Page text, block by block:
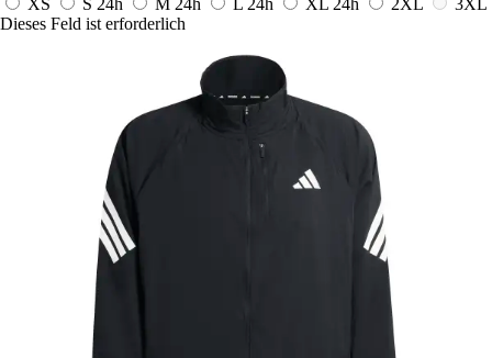
Dieses Feld ist erforderlich